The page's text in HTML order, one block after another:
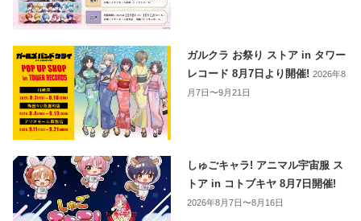
ガルクラ お祭り ストア in タワー
レコード 8月7日より開催!2026年8
月7日〜9月21日
しゅごキャラ! アニマル宇宙服 ス
トア in コトブキヤ 8月7日開催!
2026年8月7日〜8月16日